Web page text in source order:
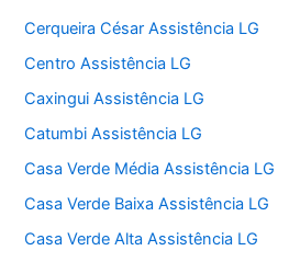
Cerqueira César Assistência LG
Centro Assistência LG
Caxingui Assistência LG
Catumbi Assistência LG
Casa Verde Média Assistência LG
Casa Verde Baixa Assistência LG
Casa Verde Alta Assistência LG